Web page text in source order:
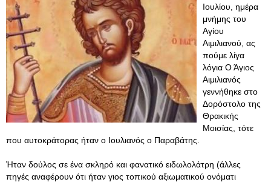
Ιουλίου, ημέρα
μνήμης του
Αγίου
Αιμιλιανού, ας
πούμε λίγα
λόγια Ο Άγιος
Αιμιλιανός
γεννήθηκε στο
Δορόστολο της
Θρακικής
Μοισίας, τότε
που αυτοκράτορας ήταν ο Ιουλιανός ο Παραβάτης.
Ήταν δούλος σε ένα σκληρό και φανατικό ειδωλολάτρη (άλλες
πηγές αναφέρουν ότι ήταν γιος τοπικού αξιωματικού ονόματι